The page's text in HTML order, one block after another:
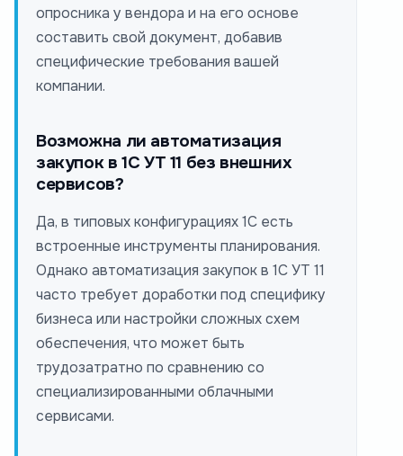
опросника у вендора и на его основе
составить свой документ, добавив
специфические требования вашей
компании.
Возможна ли автоматизация
закупок в 1С УТ 11 без внешних
сервисов?
Да, в типовых конфигурациях 1С есть
встроенные инструменты планирования.
Однако автоматизация закупок в 1С УТ 11
часто требует доработки под специфику
бизнеса или настройки сложных схем
обеспечения, что может быть
трудозатратно по сравнению со
специализированными облачными
сервисами.